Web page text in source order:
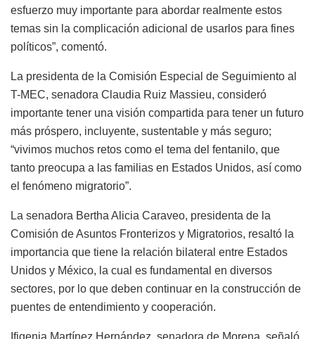
esfuerzo muy importante para abordar realmente estos
temas sin la complicación adicional de usarlos para fines
políticos”, comentó.
La presidenta de la Comisión Especial de Seguimiento al
T-MEC, senadora Claudia Ruiz Massieu, consideró
importante tener una visión compartida para tener un futuro
más próspero, incluyente, sustentable y más seguro;
“vivimos muchos retos como el tema del fentanilo, que
tanto preocupa a las familias en Estados Unidos, así como
el fenómeno migratorio”.
La senadora Bertha Alicia Caraveo, presidenta de la
Comisión de Asuntos Fronterizos y Migratorios, resaltó la
importancia que tiene la relación bilateral entre Estados
Unidos y México, la cual es fundamental en diversos
sectores, por lo que deben continuar en la construcción de
puentes de entendimiento y cooperación.